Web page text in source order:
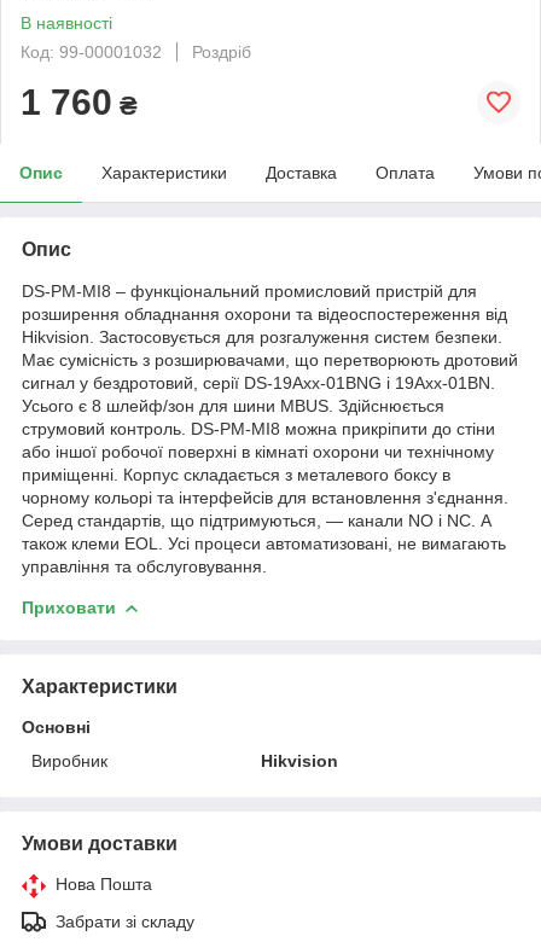
В наявності
Код: 99-00001032
Роздріб
1 760 ₴
Опис Характеристики Доставка Оплата Умови
Опис
DS-PM-MI8 – функціональний промисловий пристрій для
розширення обладнання охорони та відеоспостереження від
Hikvision. Застосовується для розгалуження систем безпеки.
Має сумісність з розширювачами, що перетворюють дротовий
сигнал у бездротовий, серії DS-19Axx-01BNG і 19Axx-01BN.
Усього є 8 шлейф/зон для шини MBUS. Здійснюється
струмовий контроль. DS-PM-MI8 можна прикріпити до стіни
або іншої робочої поверхні в кімнаті охорони чи технічному
приміщенні. Корпус складається з металевого боксу в
чорному кольорі та інтерфейсів для встановлення з'єднання.
Серед стандартів, що підтримуються, — канали NO і NC. А
також клеми EOL. Усі процеси автоматизовані, не вимагають
управління та обслуговування.
Приховати
Характеристики
Основні
Виробник
Hikvision
Умови доставки
Нова Пошта
Забрати зі складу